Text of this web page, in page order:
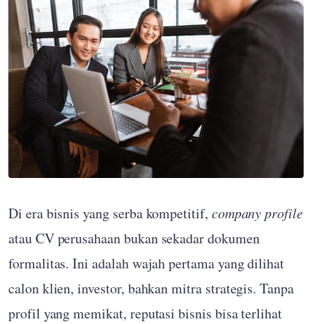
Di era bisnis yang serba kompetitif, company profile
atau CV perusahaan bukan sekadar dokumen
formalitas. Ini adalah wajah pertama yang dilihat
calon klien, investor, bahkan mitra strategis. Tanpa
profil yang memikat, reputasi bisnis bisa terlihat